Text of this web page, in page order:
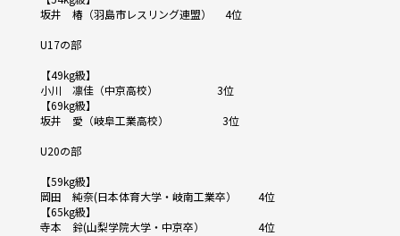
坂井 椿（羽島市レスリング連盟） 4位
U17の部
【49kg級】
小川 凛佳（中京高校） 3位
【69kg級】
坂井 愛（岐阜工業高校） 3位
U20の部
【59kg級】
岡田 純奈(日本体育大学・岐南工業卒） 4位
【65kg級】
寺本 鈴(山梨学院大学・中京卒） 4位